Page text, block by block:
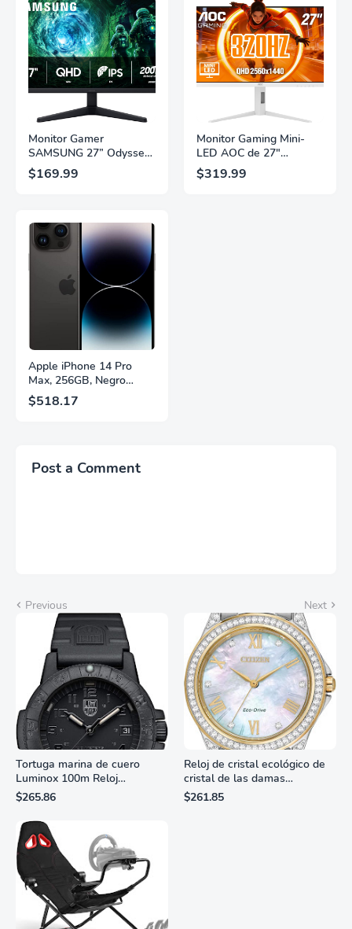
Monitor Gamer
SAMSUNG 27” Odyssey
G5 G53F con Resolución
QHD, HDR10,
Panel IPS, AMD
FreeSync™ Premium,
Ecualizador Negro,
Cambio Automático de
Fuente,
LS27FG532ENXZA
$169.99
Monitor Gaming Mini-
LED AOC de 27"
Pulgadas, QHD
2560×1440, 320Hz, 1ms
$319.99
Apple iPhone 14 Pro
Max, 256GB, Negro
Espacial - Desbloqueado
(Renovado)
$518.17
Post a Comment
Previous Next
Tortuga marina de cuero
Luminox 100m Reloj
analógico de cuarzo
resistente al agua
$265.86
Reloj de cristal ecológico de
cristal de las damas
ciudadanas, 3 manos,
marcadores de números
$261.85